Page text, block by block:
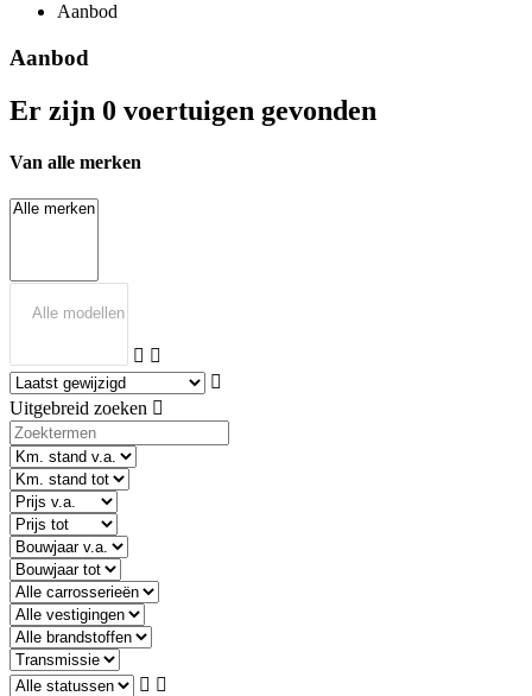
Aanbod
Aanbod
Er zijn 0 voertuigen gevonden
Van alle merken
Uitgebreid zoeken